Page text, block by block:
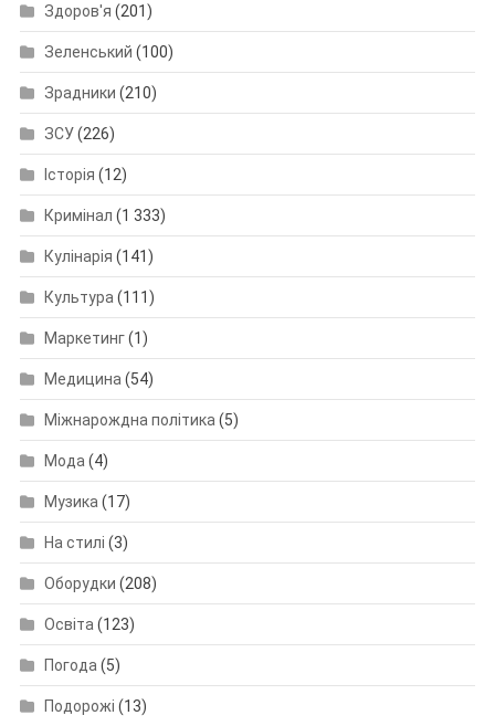
Здоров'я (201)
Зеленський (100)
Зрадники (210)
ЗСУ(226)
Історія (12)
Кримінал (1 333)
Кулінарія (141)
Культура (111)
Маркетинг(1)
Медицина (54)
Міжнарождна політика (5)
Мода (4)
Музика (17)
На стилі (3)
Оборудки (208)
Освіта (123)
Погода (5)
Подорожі (13)